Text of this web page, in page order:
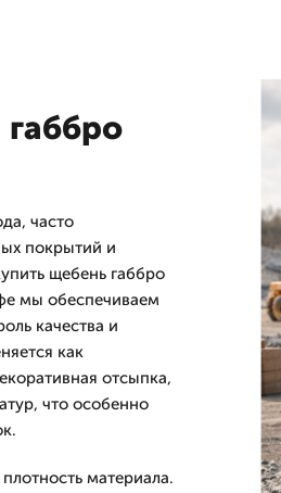
часто
покрытий и
щебень габбро
мы обеспечиваем
качества и
как
отсыпка,
что особенно
материала.